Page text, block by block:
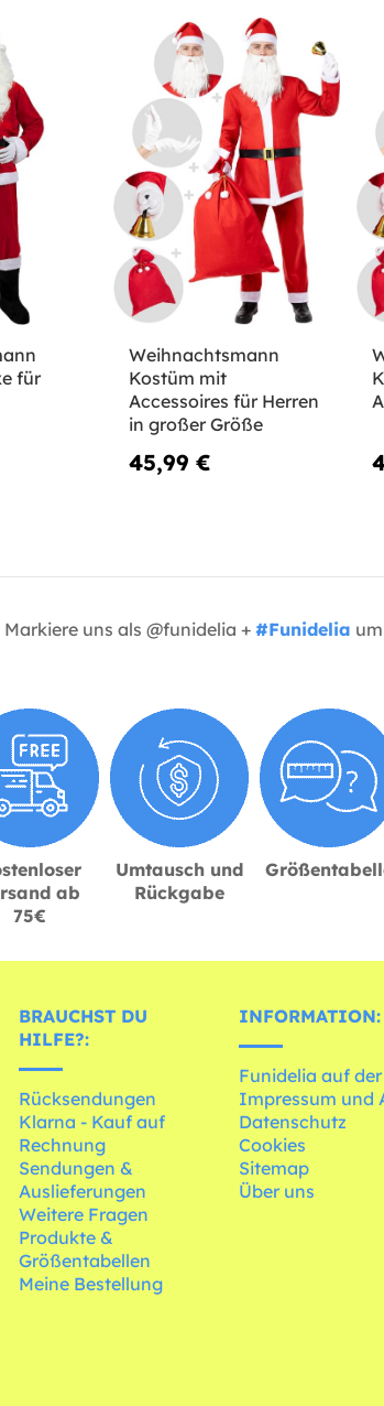
für
Weihnachtsmann
Kostüm mit
Accessoires für Herren
in großer Größe
45,99 €
Markiere uns als @funidelia + #Funidelia
ab
75€
Umtausch und
Rückgabe
BRAUCHST DU
HILFE?:
Rücksendungen
Klarna - Kauf auf
Rechnung
Sendungen &
Auslieferungen
Weitere Fragen
Produkte &
Größentabellen
Meine Bestellung
INFORMATION:
Funidelia auf
Impressum und
Datenschutz
Cookies
Sitemap
Über uns